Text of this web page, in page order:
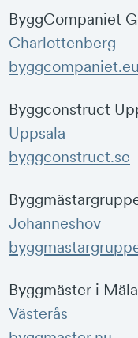
ByggCompaniet
Charlottenberg
byggcompaniet.eu
Byggconstruct
Uppsala
byggconstruct.se
Johanneshov
Byggmäster i
Västerås